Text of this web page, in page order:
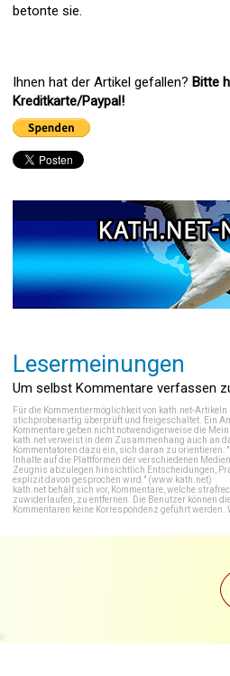
betonte sie.
Ihnen hat der Artikel gefallen? Bitte
Kreditkarte/Paypal!
Lesermeinungen
Um selbst Kommentare verfassen
Für die Kommentiermöglichkeit von kath.net-Artikeln
stichprobenartig überprüft und freigeschaltet. Ein
Kommentare geben nicht notwendigerweise die
kath.net verweist in dem Zusammenhang auch an
Kommentatoren dazu ein, sich daran zu
Inhalte auf die Plattformen der verschiedenen
Zeugnis abzulegen hinsichtlich Entscheidungen,
explizit davon gesprochen wird." (www.kath.net)
kath.net behält sich vor, Kommentare, welche
zuwiderlaufen, zu entfernen. Die Benutzer können
Kommentaren keine Korrespondenz geführt